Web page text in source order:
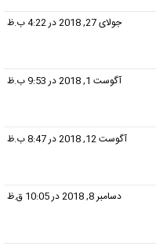
جولای 27, 2018 در 4:22 ب.ظ
آگوست 1, 2018 در 9:53 ب.ظ
آگوست 12, 2018 در 8:47 ب.ظ
دسامبر 8, 2018 در 10:05 ق.ظ